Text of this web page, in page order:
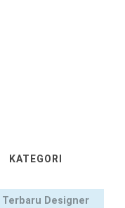
KATEGORI
Terbaru Designer